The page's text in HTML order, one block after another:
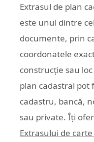
Extrasul de plan
este unul dintre
documente, prin
coordonatele
construcție sau
plan cadastral pot
cadastru, bancă,
sau private. Îți
Extrasului de